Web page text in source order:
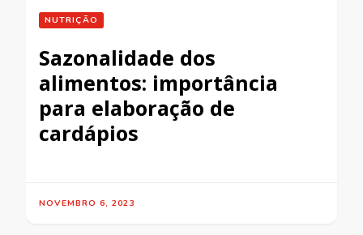
NUTRIÇÃO
Sazonalidade dos
alimentos: importância
para elaboração de
cardápios
NOVEMBRO 6, 2023